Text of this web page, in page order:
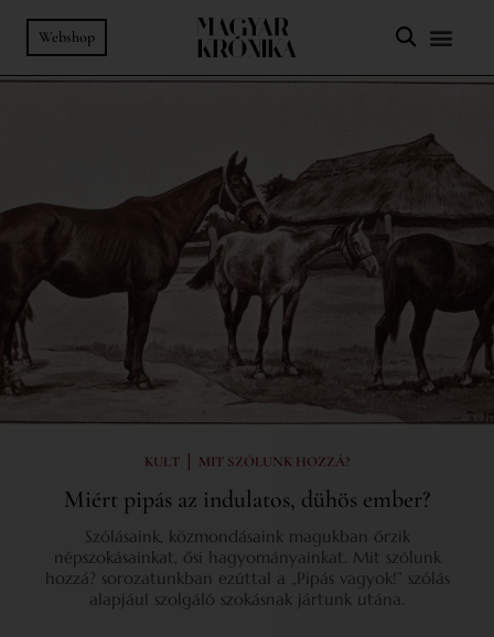
Webshop
KULT | MIT SZÓLUNK HOZZÁ?
Miért pipás az indulatos, dühös ember?
Szólásaink, közmondásaink magukban őrzik
népszokásainkat, ősi hagyományainkat. Mit szólunk
hozzá? sorozatunkban ezúttal a „Pipás vagyok!” szólás
alapjául szolgáló szokásnak jártunk utána.